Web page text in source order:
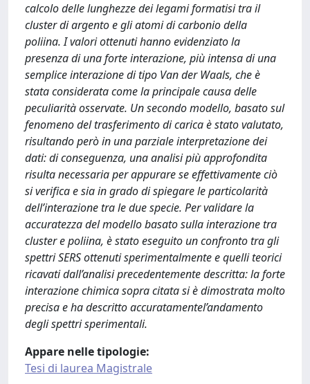
calcolo delle lunghezze dei legami formatisi tra il
cluster di argento e gli atomi di carbonio della
poliina. I valori ottenuti hanno evidenziato la
presenza di una forte interazione, più intensa di una
semplice interazione di tipo Van der Waals, che è
stata considerata come la principale causa delle
peculiarità osservate. Un secondo modello, basato sul
fenomeno del trasferimento di carica è stato valutato,
risultando però in una parziale interpretazione dei
dati: di conseguenza, una analisi più approfondita
risulta necessaria per appurare se effettivamente ciò
si verifica e sia in grado di spiegare le particolarità
dell’interazione tra le due specie. Per validare la
accuratezza del modello basato sulla interazione tra
cluster e poliina, è stato eseguito un confronto tra gli
spettri SERS ottenuti sperimentalmente e quelli teorici
ricavati dall’analisi precedentemente descritta: la forte
interazione chimica sopra citata si è dimostrata molto
precisa e ha descritto accuratamentel’andamento
degli spettri sperimentali.
Appare nelle tipologie:
Tesi di laurea Magistrale